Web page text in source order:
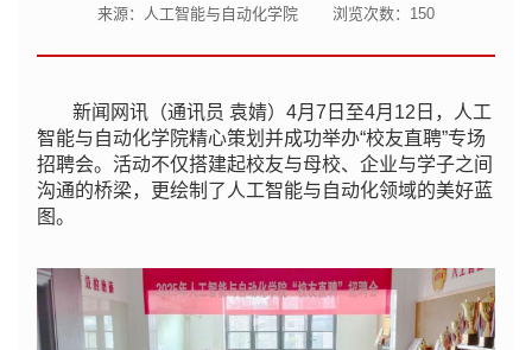
来源：人工智能与自动化学院 浏览次数： 150
新闻网讯（通讯员 袁婧）4月7日至4月12日，人工
智能与自动化学院精心策划并成功举办“校友直聘”专场
招聘会。活动不仅搭建起校友与母校、企业与学子之间
沟通的桥梁，更绘制了人工智能与自动化领域的美好蓝
图。